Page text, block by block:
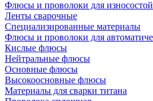
Флюсы и проволоки для
Ленты сварочные
Специализированные материалы
Флюсы и проволоки для
Кислые флюсы
Нейтральные флюсы
Основные флюсы
Высокоосновные флюсы
Материалы для сварки титана